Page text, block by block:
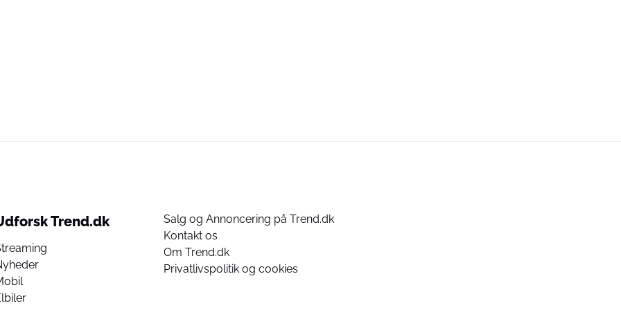
Trend.dk
Salg og Annoncering på Trend.dk
Kontakt os
Om Trend.dk
Privatlivspolitik og cookies